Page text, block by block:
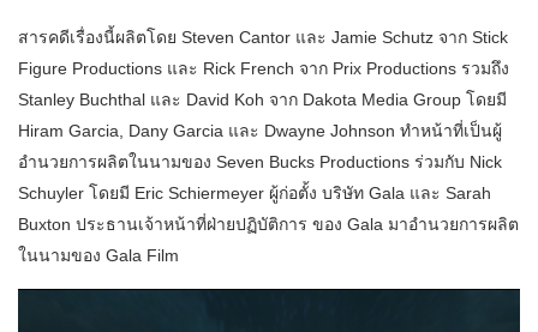
สารคดีเรื่องนี้ผลิตโดย Steven Cantor และ Jamie Schutz จาก Stick
Figure Productions และ Rick French จาก Prix Productions รวมถึง
Stanley Buchthal และ David Koh จาก Dakota Media Group โดยมี
Hiram Garcia, Dany Garcia และ Dwayne Johnson ทำหน้าที่เป็นผู้
อำนวยการผลิตในนามของ Seven Bucks Productions ร่วมกับ Nick
Schuyler โดยมี Eric Schiermeyer ผู้ก่อตั้ง บริษัท Gala และ Sarah
Buxton ประธานเจ้าหน้าที่ฝ่ายปฏิบัติการ ของ Gala มาอำนวยการผลิต
ในนามของ Gala Film